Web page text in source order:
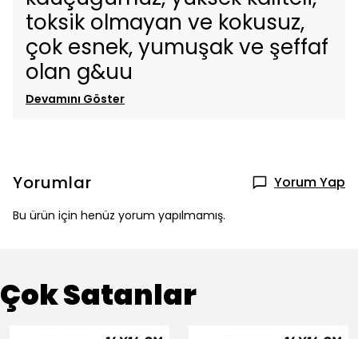
toksik olmayan ve kokusuz,
çok esnek, yumuşak ve şeffaf
olan g&uu
Devamını Göster
Yorumlar Yorum Yap
Bu ürün için henüz yorum yapılmamış.
Çok Satanlar